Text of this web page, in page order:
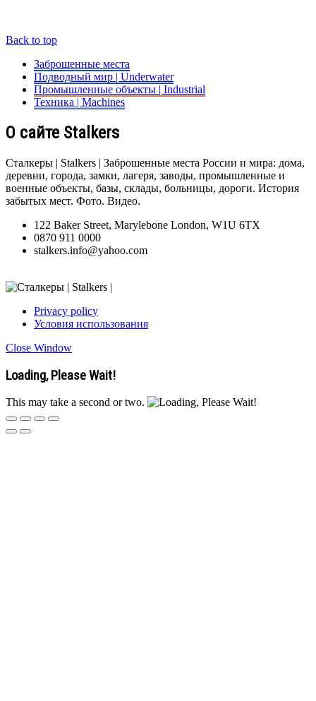
Back to top
Заброшенные места
Подводный мир | Underwater
Промышленные объекты | Industrial
Техника | Machines
О сайте Stalkers
Сталкеры | Stalkers | Заброшенные места России и мира: дома,
деревни, города, замки, лагеря, заводы, промышленные и
военные объекты, базы, склады, больницы, дороги. История
забытых мест. Фото. Видео.
122 Baker Street, Marylebone London, W1U 6TX
0870 911 0000
stalkers.info@yahoo.com
Privacy policy
Условия использования
Close Window
Loading, Please Wait!
This may take a second or two.